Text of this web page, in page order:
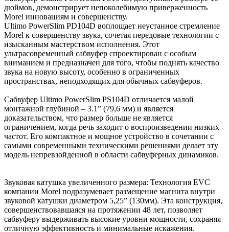
дюймов, демонстрирует непоколебимую приверженность
Morel инновациям и совершенству.
Ultimo PowerSlim PD104D воплощает неустанное стремление
Morel к совершенству звука, сочетая передовые технологии с
изысканным мастерством исполнения. Этот
ультрасовременный сабвуфер спроектирован с особым
вниманием и предназначен для того, чтобы поднять качество
звука на новую высоту, особенно в ограниченных
пространствах, неподходящих для обычных сабвуферов.
Сабвуфер Ultimo PowerSlim PS104D отличается малой
монтажной глубиной – 3.1” (79,6 мм) и является
доказательством, что размер больше не является
ограничением, когда речь заходит о воспроизведении низких
частот. Его компактное и мощное устройство в сочетании с
самыми современными техническими решениями делает эту
модель непревзойденной в области сабвуферных динамиков.
Звуковая катушка увеличенного размера: Технология EVC
компании Morel подразумевает размещение магнита внутри
звуковой катушки диаметром 5,25” (130мм). Эта конструкция,
совершенствовавшаяся на протяжении 48 лет, позволяет
сабвуферу выдерживать высокие уровни мощности, сохраняя
отличную эффективность и минимальные искажения.